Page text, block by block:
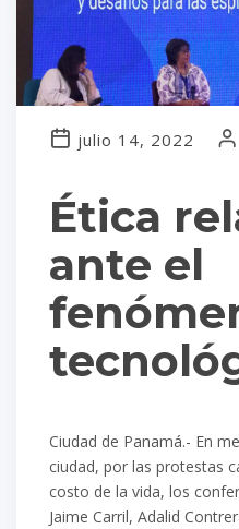
Ética
ante el
julio 14, 2022
Ciudad de Panamá.- En
ciudad, por las protestas
costo de la vida, los
Jaime Carril, Adalid